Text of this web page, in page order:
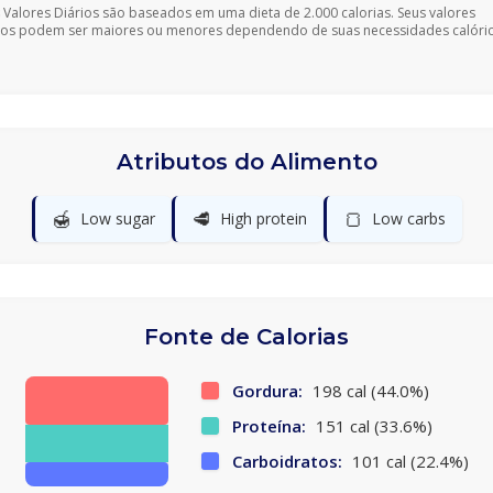
Diários são baseados em uma dieta de 2.000 calorias. Seus valores
podem ser maiores ou menores dependendo de suas necessidades
Atributos do Alimento
🍯 Low sugar 🥩 High protein 🍞 Low carbs
Fonte de Calorias
Gordura: 198 cal (44.0%)
Proteína: 151 cal (33.6%)
Carboidratos: 101 cal (22.4%)